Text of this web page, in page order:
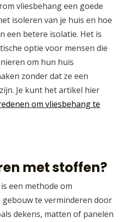
vliesbehang een goede
isoleren van je huis en hoe
een betere isolatie. Het is
optie voor mensen die
om hun huis
zonder dat ze een
Je kunt het artikel hier
om vliesbehang te
met stoffen?
een methode om
te verminderen door
dekens, matten of panelen